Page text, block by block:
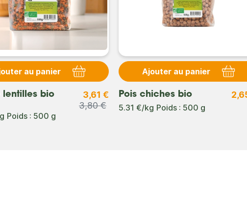
au panier
lentilles bio
3,61 €
3,80 €
Poids : 500 g
Ajouter au panier
Pois chiches bio
5.31 €/kg Poids : 500 g